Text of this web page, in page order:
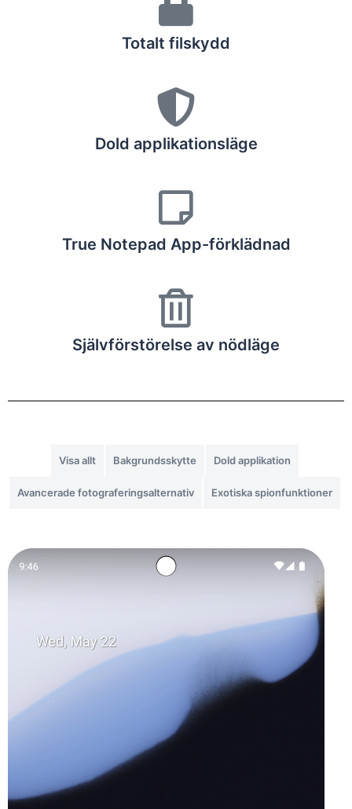
Totalt filskydd
Dold applikationsläge
True Notepad App-förklädnad
Självförstörelse av nödläge
Visa allt Bakgrundsskytte Dold applikation
Avancerade fotograferingsalternativ Exotiska spionfunktioner